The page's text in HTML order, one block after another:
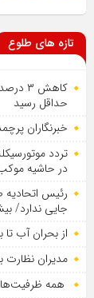
تازه های طلوع
کاهش
حداقل رسید
خبرنگاران
تردد
در حاشیه
رئیس اتحادیه
جایی ندارد/
از بحران آب
مدیران نظارت
همه ظرفیت‌های